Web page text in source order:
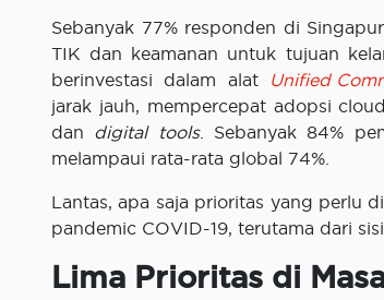
Sebanyak 77% responden di
TIK dan keamanan untuk tujuan
berinvestasi dalam alat
Unified
jarak jauh, mempercepat adopsi
dan digital tools. Sebanyak 84%
melampaui rata-rata global 74%.
Lantas, apa saja prioritas yang perlu
pandemic COVID-19, terutama dari
Lima Prioritas di